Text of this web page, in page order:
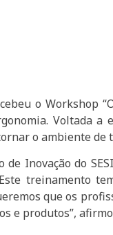
o Workshop
Voltada
o ambiente de
de Inovação do
treinamento
que os
e produtos”,